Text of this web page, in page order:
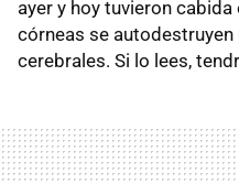
ayer y hoy tuvieron
córneas se
cerebrales. Si lo lees,